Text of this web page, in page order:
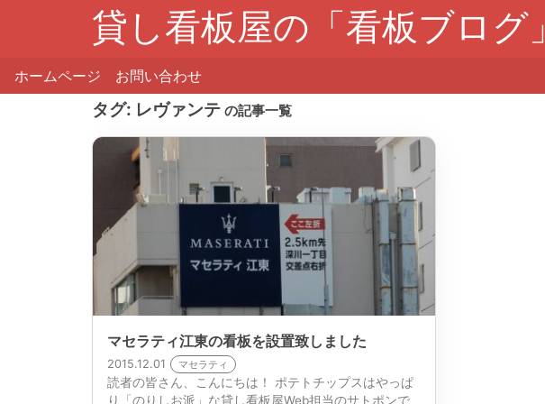
貸し看板屋の「看板ブログ」
ホームページ お問い合わせ
タグ: レヴァンテ の記事一覧
マセラティ江東の看板を設置致しました
2015.12.01 マセラティ
読者の皆さん、こんにちは！ ポテトチップスはやっぱ
り「のりしお派」な貸し看板屋Web担当のサトポンで